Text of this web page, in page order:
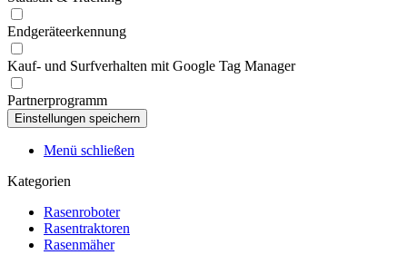
Endgeräteerkennung
Kauf- und Surfverhalten mit Google Tag Manager
Partnerprogramm
Menü schließen
Kategorien
Rasenroboter
Rasentraktoren
Rasenmäher